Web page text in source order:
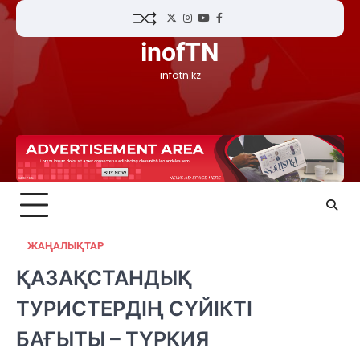
Skip
content
TwitterInstagram
YouTubeFacebook
inofTN
infotn.kz
ЖАҢАЛЫҚТАР
ҚАЗАҚСТАНДЫҚ
ТУРИСТЕРДІҢ СҮЙІКТІ
БАҒЫТЫ – ТҮРКИЯ